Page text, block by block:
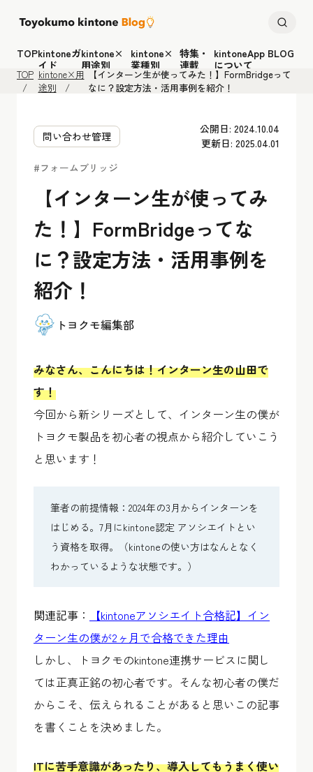
TOPkintoneガ
イド
kintone×
用途別
kintone×
業種別
特集・
連載
kintoneApp BLOG
について
TOP kintone×用
途別
【インターン生が使ってみた！】FormBridgeって
なに？設定方法・活用事例を紹介！
問い合わせ管理
公開日: 2024.10.04
更新日: 2025.04.01
#フォームブリッジ
【インターン生が使ってみ
た！】FormBridgeってな
に？設定方法・活用事例を
紹介！
トヨクモ編集部
みなさん、こんにちは！インターン生の山田で
す！
今回から新シリーズとして、インターン生の僕が
トヨクモ製品を初心者の視点から紹介していこう
と思います！
筆者の前提情報：2024年の3月からインターンを
はじめる。7月にkintone認定 アソシエイトとい
う資格を取得。（kintoneの使い方はなんとなく
わかっているような状態です。）
関連記事：
【kintoneアソシエイト合格記】イン
ターン生の僕が2ヶ月で合格できた理由
しかし、トヨクモのkintone連携サービスに関し
ては正真正銘の初心者です。そんな初心者の僕だ
からこそ、伝えられることがあると思いこの記事
を書くことを決めました。
ITに苦手意識があったり、導入してもうまく使い